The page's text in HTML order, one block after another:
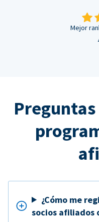
Mejor
¿Cómo me
socios afiliados